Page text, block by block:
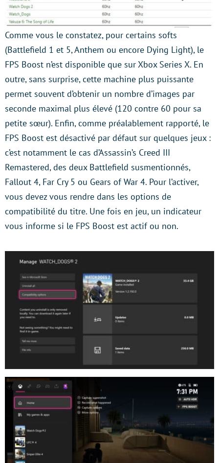
Comme vous le constatez, pour certains softs
(Battlefield 1 et 5, Anthem ou encore Dying Light), le
FPS Boost n’est disponible que sur Xbox Series X. En
outre, sans surprise, cette machine plus puissante
permet souvent d’obtenir un nombre d’images par
seconde maximal plus élevé (120 contre 60 pour sa
petite sœur). Enfin, comme préalablement rapporté, le
FPS Boost est désactivé par défaut sur quelques jeux :
c’est notamment le cas d’Assassin’s Creed III
Remastered, des deux Battlefield susmentionnés,
Fallout 4, Far Cry 5 ou Gears of War 4. Pour l’activer,
vous devez vous rendre dans les options de
compatibilité du titre. Une fois en jeu, un indicateur
vous informe si le FPS Boost est actif ou non.